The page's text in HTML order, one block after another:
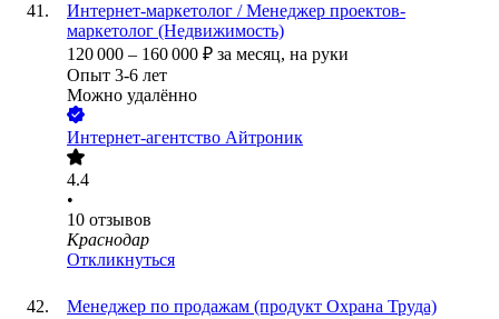
Интернет-маркетолог / Менеджер проектов-
маркетолог (Недвижимость)
120 000 – 160 000 ₽ за месяц, на руки
Опыт 3-6 лет
Можно удалённо
Интернет-агентство Айтроник
4.4
•
10 отзывов
Краснодар
Откликнуться
Менеджер по продажам (продукт Охрана Труда)